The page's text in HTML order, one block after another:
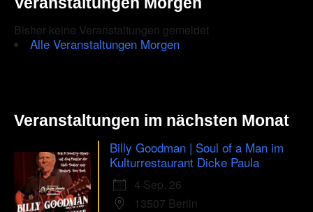
Bisher keine Veranstaltungen gemeldet
Alle Veranstaltungen Morgen
Veranstaltungen im nächsten Monat
Billy Goodman | Soul of a Man im
Kulturrestaurant Dicke Paula
4 Sep. 26
13507 Berlin